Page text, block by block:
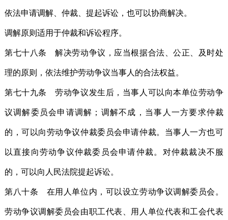
依法申请调解、仲裁、提起诉讼，也可以协商解决。
调解原则适用于仲裁和诉讼程序。
第七十八条 解决劳动争议，应当根据合法、公正、及时处
理的原则，依法维护劳动争议当事人的合法权益。
第七十九条 劳动争议发生后，当事人可以向本单位劳动争
议调解委员会申请调解；调解不成，当事人一方要求仲裁
的，可以向劳动争议仲裁委员会申请仲裁。当事人一方也可
以直接向劳动争议仲裁委员会申请仲裁。对仲裁裁决不服
的，可以向人民法院提起诉讼。
第八十条 在用人单位内，可以设立劳动争议调解委员会。
劳动争议调解委员会由职工代表、用人单位代表和工会代表